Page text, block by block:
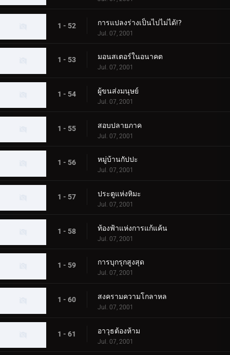
1 - 52 การแปลงร่างเป็นไปไม่ได้!?
Jul. 07, 2001
1 - 53 มอนสเตอร์ในอนาคต
Jul. 07, 2001
1 - 54 ผู้ขนส่งมนุษย์
Jul. 07, 2001
1 - 55 สอบปลายภาค
Jul. 07, 2001
1 - 56 หมู่บ้านกัปปะ
Jul. 07, 2001
1 - 57 ประตูแห่งหิมะ
Jul. 07, 2001
1 - 58 ท้องฟ้าแห่งการแก้แค้น
Jul. 07, 2001
1 - 59 การบุกรุกสูงสุด
Jul. 07, 2001
1 - 60 สงครามความโกลาหล
Jul. 07, 2001
1 - 61 อาวุธต้องห้าม
Jul. 07, 2001